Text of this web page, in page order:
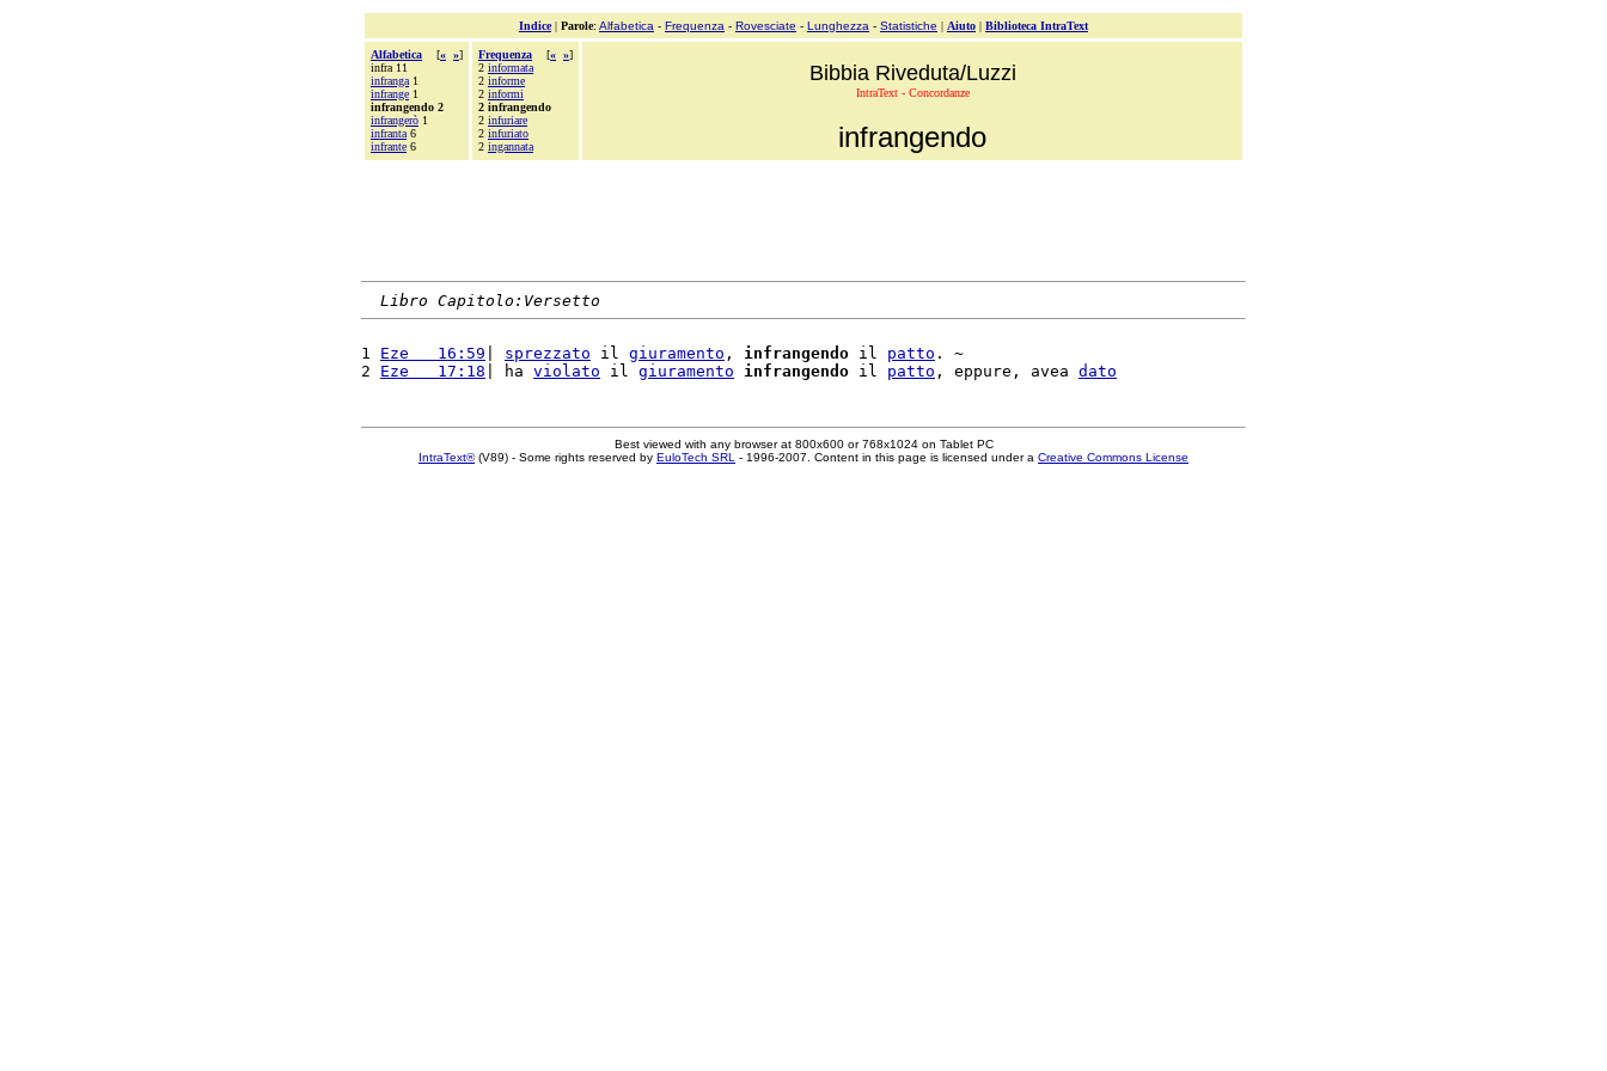
Indice| Parole: Alfabetica - Frequenza - Rovesciate - Lunghezza - Statistiche | Aiuto | Biblioteca IntraText
Alfabetica [« »]
infra 11
infranga 1
infrange 1
infrangendo 2
infrangerò 1
infranta 6
infrante 6
Frequenza [« »]
2 informata
2 informe
2 informi
2 infrangendo
2 infuriare
2 infuriato
2 ingannata
Bibbia Riveduta/Luzzi
IntraText - Concordanze
infrangendo
Libro Capitolo:Versetto
1 Eze   16:59 sprezzato il giuramento , infrangendo il patto . ~
2 Eze   17:18 | ha violato il giuramento infrangendo il patto , eppure, avea dato
Best viewed with any browser at 800x600 or 768x1024 on Tablet PC
IntraText®(V89) - Some rights reserved by EuloTech SRL - 1996-2007. Content in this page is licensed under a Creative Commons License